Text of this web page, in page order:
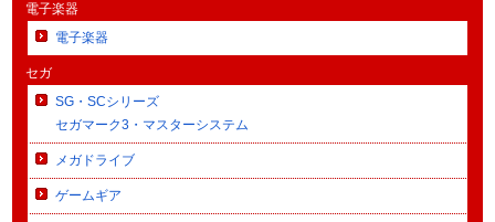
電子楽器
電子楽器
セガ
SG・SCシリーズ
セガマーク3・マスターシステム
メガドライブ
ゲームギア